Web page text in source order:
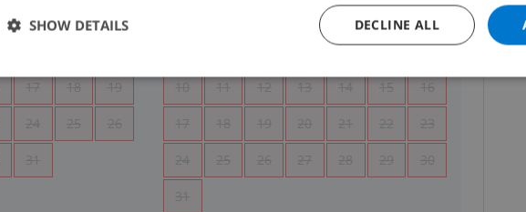
17 18 19
24 25 26
31
7 8 9
10 11 12 13 14 15 16
17 18 19 20 21 22 23
24 25 26 27 28 29 30
31
DECLINE ALL
SHOW DETAILS